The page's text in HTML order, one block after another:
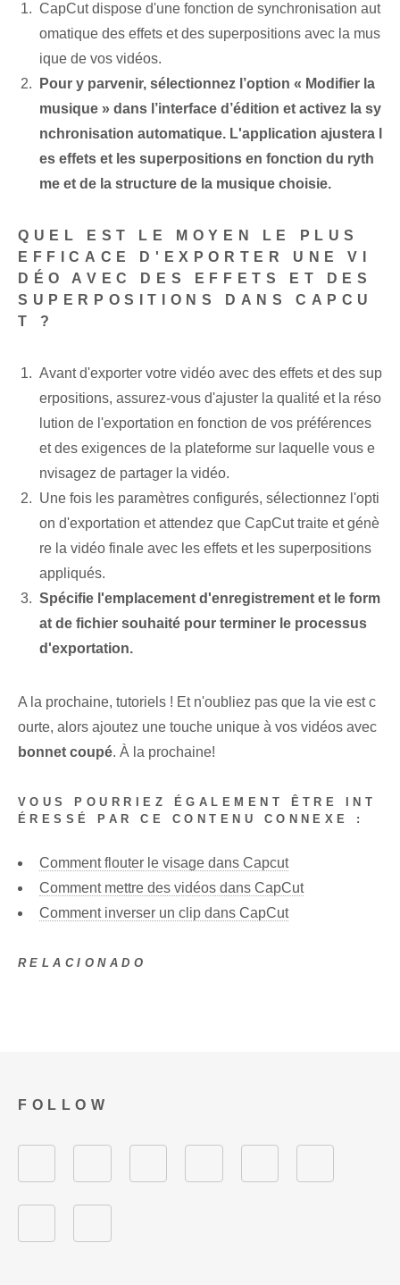
CapCut dispose d'une fonction de synchronisation aut
omatique des effets et des superpositions avec la mus
ique de vos vidéos.
Pour y parvenir, sélectionnez l’option « Modifier la
musique » dans l’interface d’édition et activez la sy
nchronisation automatique. L'application ajustera l
es effets et les superpositions en fonction du ryth
me et de la structure de la musique choisie.
QUEL EST LE MOYEN LE PLUS
EFFICACE D'EXPORTER UNE VI
DÉO AVEC DES EFFETS ET DES
SUPERPOSITIONS DANS CAPCU
T ?
Avant d'exporter votre vidéo avec des effets et des sup
erpositions, assurez-vous d'ajuster la qualité et la réso
lution de l'exportation en fonction de vos préférences
et des exigences de la plateforme sur laquelle vous e
nvisagez de partager la vidéo.
Une fois les paramètres configurés, sélectionnez l'opti
on d'exportation et attendez que CapCut traite et génè
re la vidéo finale avec les effets et les superpositions
appliqués.
Spécifie l'emplacement d'enregistrement et le form
at de fichier souhaité pour terminer le processus
d'exportation.
A la prochaine, tutoriels ! Et n'oubliez pas que la vie est c
ourte, alors ajoutez une touche unique à vos vidéos avec
bonnet coupé. À la prochaine!
VOUS POURRIEZ ÉGALEMENT ÊTRE INT
ÉRESSÉ PAR CE CONTENU CONNEXE :
Comment flouter le visage dans Capcut
Comment mettre des vidéos dans CapCut
Comment inverser un clip dans CapCut
RELACIONADO
FOLLOW